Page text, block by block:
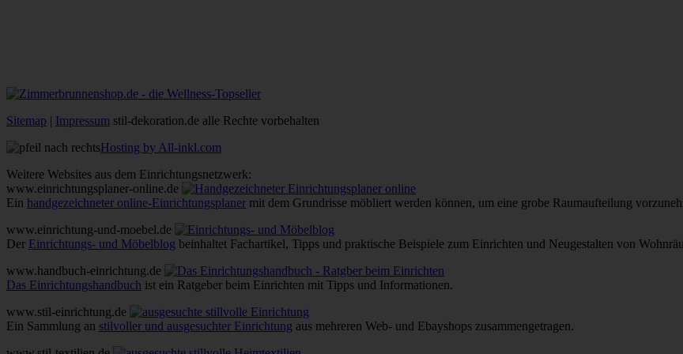
Sitemap | Impressum stil-dekoration.de alle Rechte vorbehalten
Hosting by All-inkl.com
Weitere Websites aus dem Einrichtungsnetzwerk:
www.einrichtungsplaner-online.de
Ein handgezeichneter online-Einrichtungsplaner mit dem Grundrisse möbliert werden können, um eine grobe Raumaufteilung
www.einrichtung-und-moebel.de
Der Einrichtungs- und Möbelblog beinhaltet Fachartikel, Tipps und praktische Beispiele zum Einrichten und Neugestalten von
www.handbuch-einrichtung.de
Das Einrichtungshandbuch ist ein Ratgeber beim Einrichten mit Tipps und Informationen.
www.stil-einrichtung.de
Ein Sammlung an stilvoller und ausgesuchter Einrichtung aus mehreren Web- und Ebayshops zusammengetragen.